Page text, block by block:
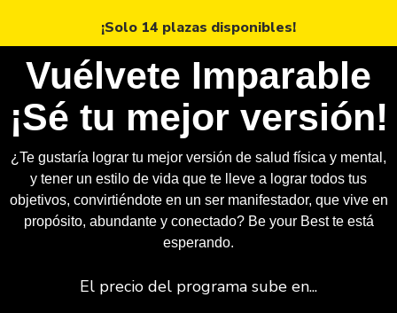
¡Solo 14 plazas disponibles!
Vuélvete Imparable
¡Sé tu mejor versión!
¿Te gustaría lograr tu mejor versión de salud física y mental,
y tener un estilo de vida que te lleve a lograr todos tus
objetivos, convirtiéndote en un ser manifestador, que vive en
propósito, abundante y conectado? Be your Best te está
esperando.
El precio del programa sube en...